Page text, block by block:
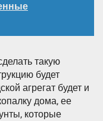
такую
будет
агрегат будет и
дома, ее
которые